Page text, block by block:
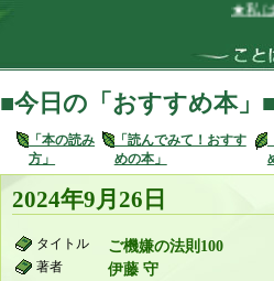
★私は、
■今日の「おすすめ本」
「本の読み
方」
「読んでみて！おすす
めの本」
2024年9月26日
タイトル ご機嫌の法則100
著者 伊藤 守